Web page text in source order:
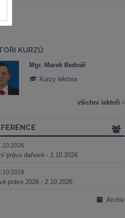
KURZŮ
Mgr. Marek Bednář
Kurzy lektora
všichni lektoři
právo daňové - 1.10.2026
právo 2026 - 2.10.2026
Archiv